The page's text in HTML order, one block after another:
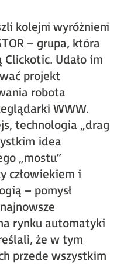
kolejni wyróżnieni
– grupa, która
Clickotic. Udało im
projekt
robota
WWW.
technologia „drag
idea
„mostu”
człowiekiem i
– pomysł
rynku automatyki
że w tym
przede wszystkim